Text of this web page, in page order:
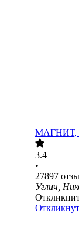
МАГНИТ,
3.4
•
27897
Углич,